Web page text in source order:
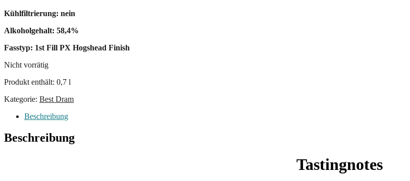
Kühlfiltrierung: nein
Alkoholgehalt: 58,4%
Fasstyp: 1st Fill PX Hogshead Finish
Nicht vorrätig
Produkt enthält: 0,7 l
Kategorie: Best Dram
Beschreibung
Beschreibung
Tastingnotes